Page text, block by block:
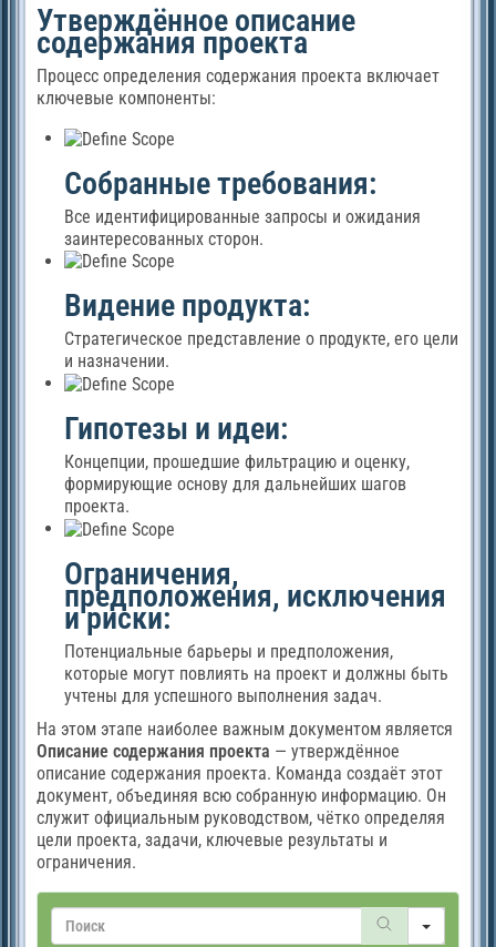
Утверждённое описание
содержания проекта
Процесс определения содержания проекта включает
ключевые компоненты:
Собранные требования:
Все идентифицированные запросы и ожидания
заинтересованных сторон.
Видение продукта:
Стратегическое представление о продукте, его цели
и назначении.
Гипотезы и идеи:
Концепции, прошедшие фильтрацию и оценку,
формирующие основу для дальнейших шагов
проекта.
Ограничения,
предположения, исключения
и риски:
Потенциальные барьеры и предположения,
которые могут повлиять на проект и должны быть
учтены для успешного выполнения задач.
На этом этапе наиболее важным документом является
Описание содержания проекта — утверждённое
описание содержания проекта. Команда создаёт этот
документ, объединяя всю собранную информацию. Он
служит официальным руководством, чётко определяя
цели проекта, задачи, ключевые результаты и
ограничения.